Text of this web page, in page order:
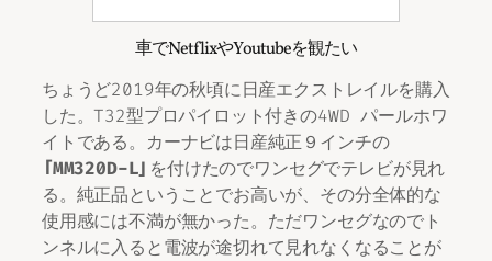
車でNetflixやYoutubeを観たい
ちょうど2019年の秋頃に日産エクストレイルを購入
した。T32型プロパイロット付きの4WD パールホワ
イトである。カーナビは日産純正９インチの
「MM320D−L」 を付けたのでワンセグでテレビが見れ
る。純正品ということでお高いが、その分全体的な
使用感には不満が無かった。ただワンセグなのでト
ンネルに入ると電波が途切れて見れなくなることが